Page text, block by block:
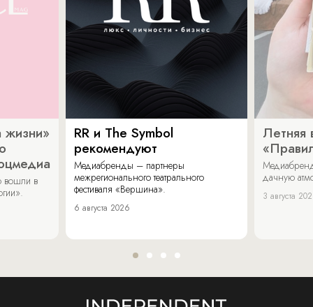
жизни»
вошли в
RR и The Symbol
рекомендуют
Медиабренды – партнеры
межрегионального театрального
фестиваля «Вершина».
6 августа 2026
Летняя
дачную
3 августа